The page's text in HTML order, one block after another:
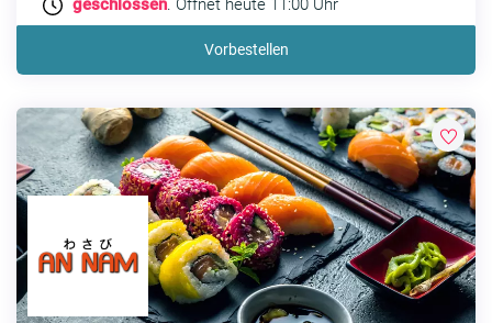
geschlossen. Öffnet heute 11:00 Uhr
Vorbestellen